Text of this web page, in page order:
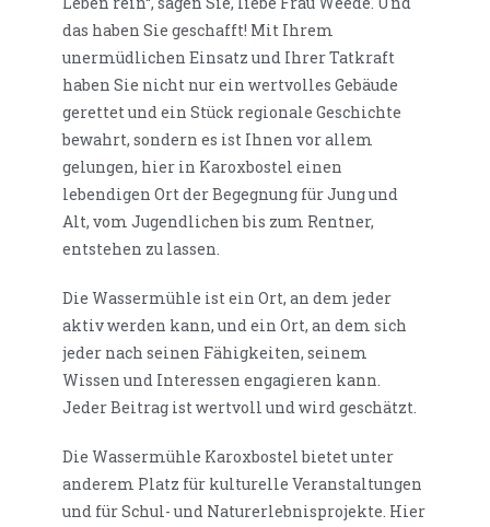
das haben Sie geschafft! Mit Ihrem
unermüdlichen Einsatz und Ihrer Tatkraft
haben Sie nicht nur ein wertvolles Gebäude
gerettet und ein Stück regionale Geschichte
bewahrt, sondern es ist Ihnen vor allem
gelungen, hier in Karoxbostel einen
lebendigen Ort der Begegnung für Jung und
Alt, vom Jugendlichen bis zum Rentner,
entstehen zu lassen.
Die Wassermühle ist ein Ort, an dem jeder
aktiv werden kann, und ein Ort, an dem sich
jeder nach seinen Fähigkeiten, seinem
Wissen und Interessen engagieren kann.
Jeder Beitrag ist wertvoll und wird geschätzt.
Die Wassermühle Karoxbostel bietet unter
anderem Platz für kulturelle Veranstaltungen
und für Schul- und Naturerlebnisprojekte. Hier